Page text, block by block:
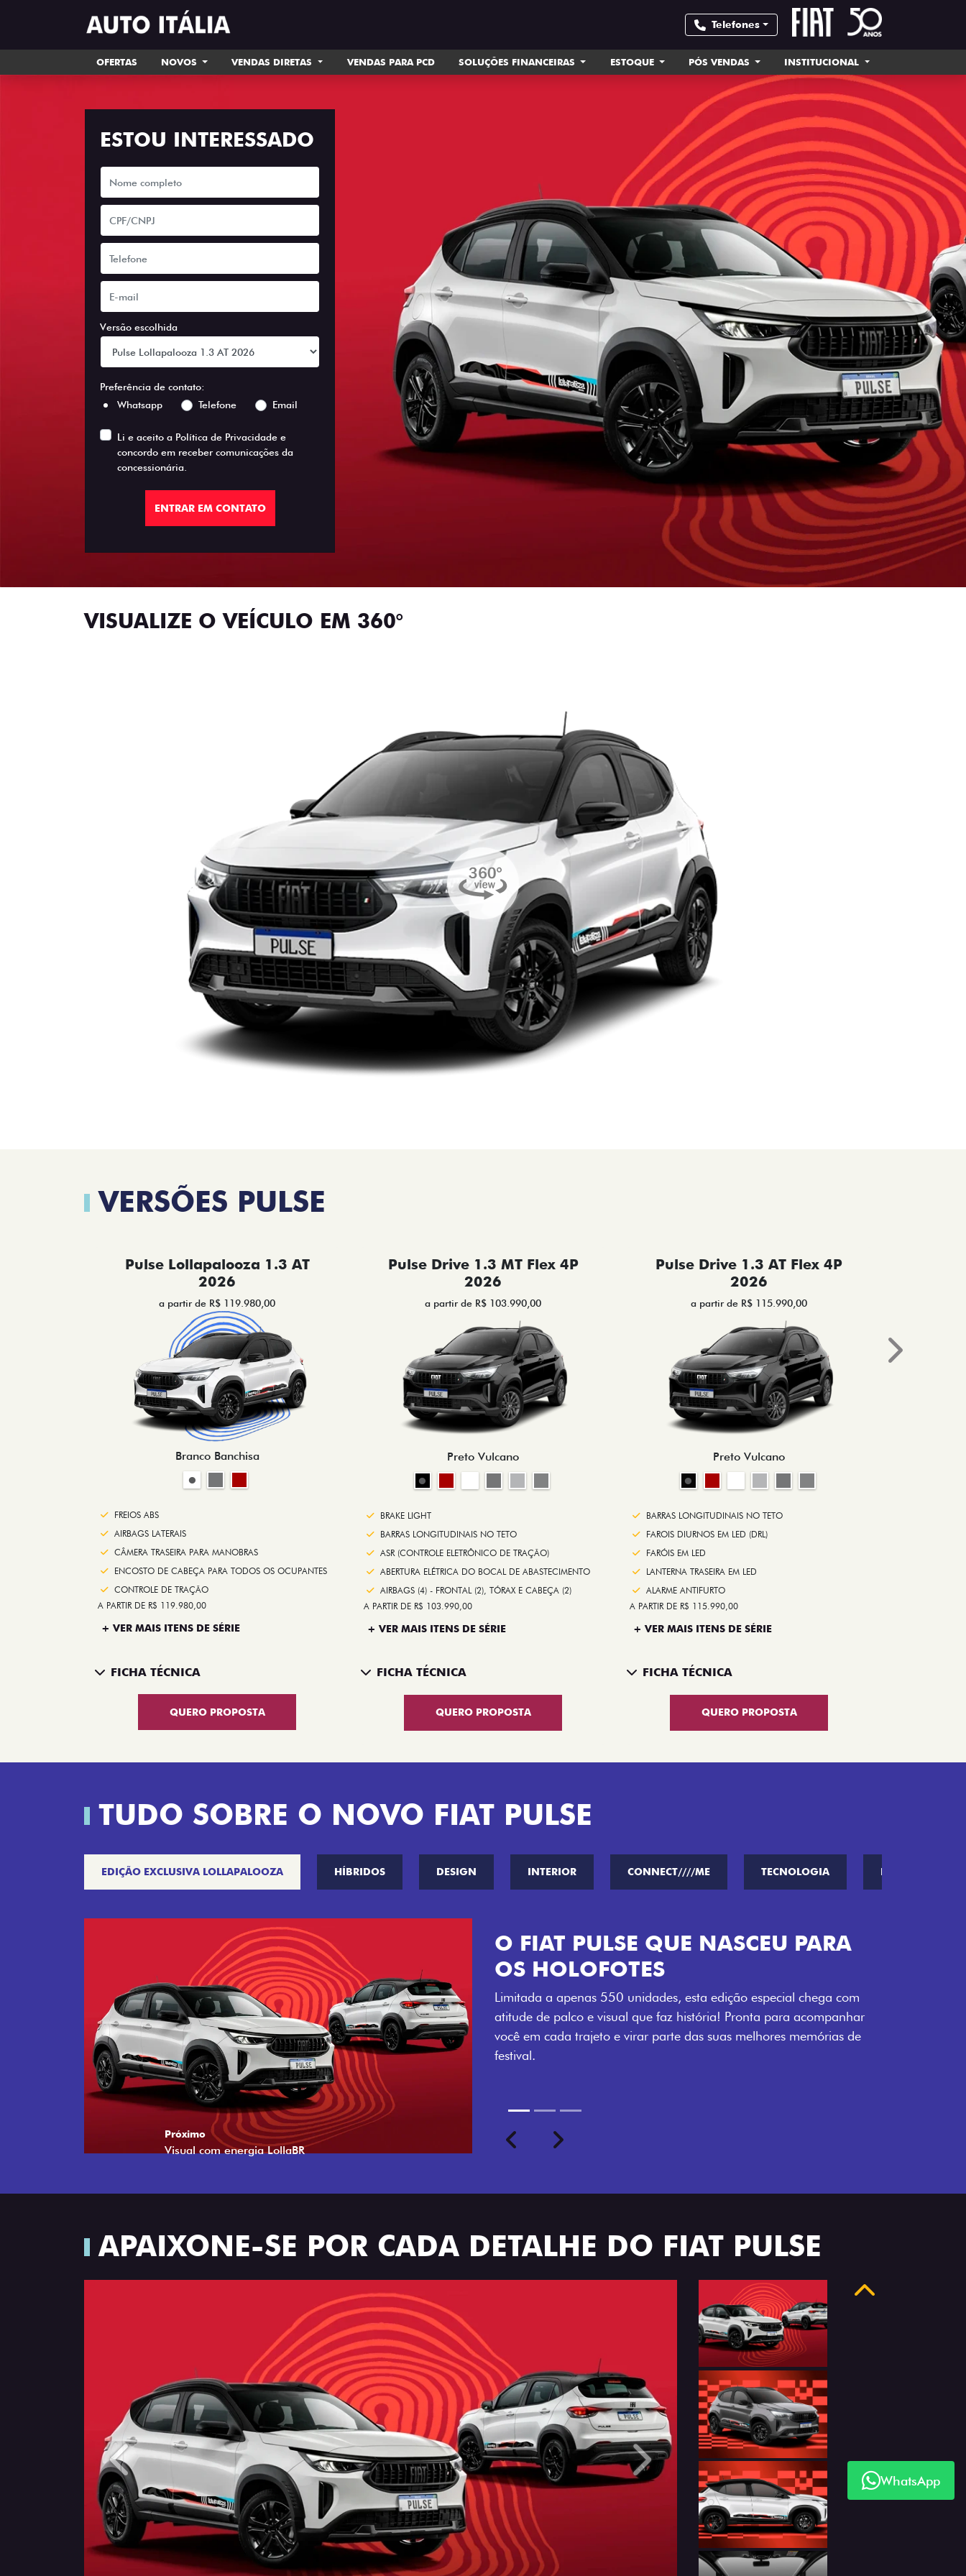
Telefones
OFERTAS NOVOS VENDAS DIRETAS VENDAS PARA PCD SOLUÇÕES FINANCEIRAS ESTOQUE PÓS VENDAS INSTITUCIONAL
ESTOU INTERESSADO
Versão escolhida
Preferência de contato:
Whatsapp
Telefone Email
Li e aceito a Política de Privacidade e
concordo em receber comunicações da
concessionária.
ENTRAR EM CONTATO
VISUALIZE O VEÍCULO EM 360°
VERSÕES PULSE
Pulse Lollapalooza 1.3 AT
2026
a partir de R$ 119.980,00
Branco Banchisa
FREIOS ABS
AIRBAGS LATERAIS
CÂMERA TRASEIRA PARA MANOBRAS
ENCOSTO DE CABEÇA PARA TODOS OS OCUPANTES
CONTROLE DE TRAÇÃO
A PARTIR DE R$ 119.980,00
+ VER MAIS ITENS DE SÉRIE
FICHA TÉCNICA
QUERO PROPOSTA
Pulse Drive 1.3 MT Flex 4P
2026
a partir de R$ 103.990,00
Preto Vulcano
BRAKE LIGHT
BARRAS LONGITUDINAIS NO TETO
ASR (CONTROLE ELETRÔNICO DE TRAÇÃO)
ABERTURA ELÉTRICA DO BOCAL DE ABASTECIMENTO
AIRBAGS (4) - FRONTAL (2), TÓRAX E CABEÇA (2)
A PARTIR DE R$ 103.990,00
+ VER MAIS ITENS DE SÉRIE
FICHA TÉCNICA
QUERO PROPOSTA
Pulse Drive 1.3 AT Flex 4P
2026
a partir de R$ 115.990,00
Preto Vulcano
BARRAS LONGITUDINAIS NO TETO
FAROIS DIURNOS EM LED (DRL)
FARÓIS EM LED
LANTERNA TRASEIRA EM LED
ALARME ANTIFURTO
A PARTIR DE R$ 115.990,00
+ VER MAIS ITENS DE SÉRIE
FICHA TÉCNICA
QUERO PROPOSTA
Next
TUDO SOBRE O NOVO FIAT PULSE
EDIÇÃO EXCLUSIVA LOLLAPALOOZA HÍBRIDOS DESIGN INTERIOR CONNECT////ME TECNOLOGIA PERFORMANCE
VISUAL COM ENERGIA LOLLABR
Se liga no que compõe a identidade exclusiva do festival: série
numerada, adesivo lateral LollaBR e a soleira temática que reforçam
a exclusividade, enquanto os detalhes escurecidos, o teto bicolor e as
rodas de liga-leve aro 16” em preto brilhante completam o visual
com ainda mais estilo.
Próximo
Tecnologia que acompanha o seu ritmo
PreviousNext
APAIXONE-SE POR CADA DETALHE DO FIAT PULSE
Anterior Próximo
Anterior
WhatsApp